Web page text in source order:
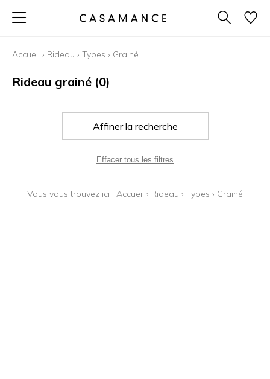
Accueil › Rideau › Types › Grainé
Rideau grainé (0)
Affiner la recherche
Effacer tous les filtres
Vous vous trouvez ici : Accueil › Rideau › Types › Grainé